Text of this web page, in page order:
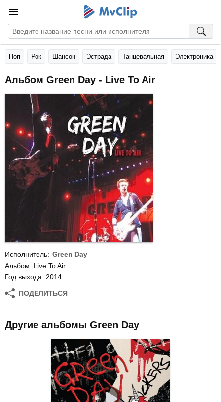
Поп Рок Шансон Эстрада Танцевальная Электроника
Альбом Green Day - Live To Air
Исполнитель: Green Day
Альбом: Live To Air
Год выхода: 2014
ПОДЕЛИТЬСЯ
Другие альбомы Green Day